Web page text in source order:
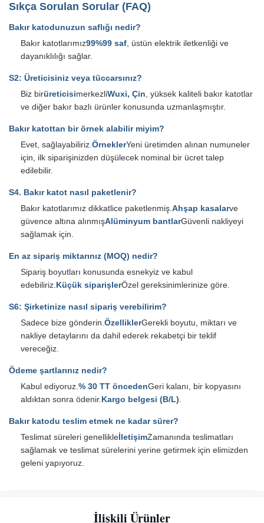
Sıkça Sorulan Sorular (FAQ)
Bakır katodunuzun saflığı nedir?
Bakır katotlarımız99%99 saf, üstün elektrik iletkenliği ve
dayanıklılığı sağlar.
S2: Üreticisiniz veya tüccarsınız?
Biz birüreticisimerkezliWuxi, Çin, yüksek kaliteli bakır katotlar
ve diğer bakır bazlı ürünler konusunda uzmanlaşmıştır.
Bakır katottan bir örnek alabilir miyim?
Evet, sağlayabiliriz.ÖrneklerYeni üretimden alınan numuneler
için, ilk siparişinizden düşülecek nominal bir ücret talep
edilebilir.
S4. Bakır katot nasıl paketlenir?
Bakır katotlarımız dikkatlice paketlenmiş.Ahşap kasalarve
güvence altına alınmışAlüminyum bantlarGüvenli nakliyeyi
sağlamak için.
En az sipariş miktarınız (MOQ) nedir?
Sipariş boyutları konusunda esnekyiz ve kabul
edebiliriz.Küçük siparişlerÖzel gereksinimlerinize göre.
S6: Şirketinize nasıl sipariş verebilirim?
Sadece bize gönderin.ÖzelliklerGerekli boyutu, miktarı ve
nakliye detaylarını da dahil ederek rekabetçi bir teklif
vereceğiz.
Ödeme şartlarınız nedir?
Kabul ediyoruz.% 30 TT öncedenGeri kalanı, bir kopyasını
aldıktan sonra ödenir.Kargo belgesi (B/L).
Bakır katodu teslim etmek ne kadar sürer?
Teslimat süreleri genellikleİletişimZamanında teslimatları
sağlamak ve teslimat sürelerini yerine getirmek için elimizden
geleni yapıyoruz.
İlişkili Ürünler